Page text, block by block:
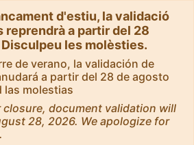
d'estiu, la validació
reprendrà a partir del 28
les molèsties.
de verano, la validación de
a partir del 28 de agosto
las molestias
closure, document validation will
28, 2026. We apologize for